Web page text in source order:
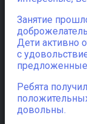
Занятие
Дети активно
с
Ребята
довольны.